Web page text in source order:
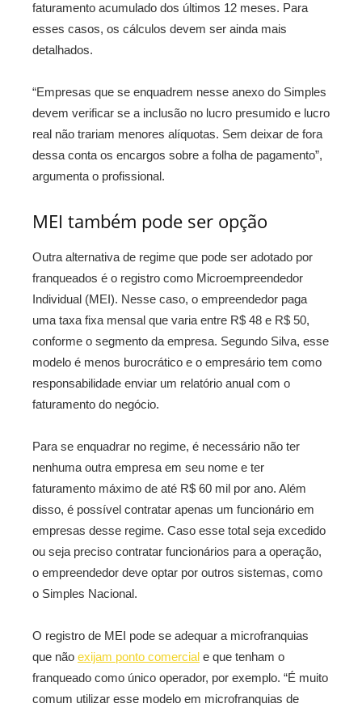
faturamento acumulado dos últimos 12 meses. Para
esses casos, os cálculos devem ser ainda mais
detalhados.
“Empresas que se enquadrem nesse anexo do Simples
devem verificar se a inclusão no lucro presumido e lucro
real não trariam menores alíquotas. Sem deixar de fora
dessa conta os encargos sobre a folha de pagamento”,
argumenta o profissional.
MEI também pode ser opção
Outra alternativa de regime que pode ser adotado por
franqueados é o registro como Microempreendedor
Individual (MEI). Nesse caso, o empreendedor paga
uma taxa fixa mensal que varia entre R$ 48 e R$ 50,
conforme o segmento da empresa. Segundo Silva, esse
modelo é menos burocrático e o empresário tem como
responsabilidade enviar um relatório anual com o
faturamento do negócio.
Para se enquadrar no regime, é necessário não ter
nenhuma outra empresa em seu nome e ter
faturamento máximo de até R$ 60 mil por ano. Além
disso, é possível contratar apenas um funcionário em
empresas desse regime. Caso esse total seja excedido
ou seja preciso contratar funcionários para a operação,
o empreendedor deve optar por outros sistemas, como
o Simples Nacional.
O registro de MEI pode se adequar a microfranquias
que não exijam ponto comercial e que tenham o
franqueado como único operador, por exemplo. “É muito
comum utilizar esse modelo em microfranquias de